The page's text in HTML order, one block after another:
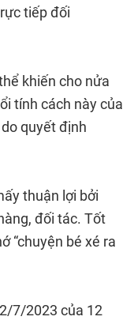
tiếp đối
khiến cho nửa
tính cách này của
quyết định
thuận lợi bởi
đối tác. Tốt
“chuyện bé xé ra
7/2023 của 12